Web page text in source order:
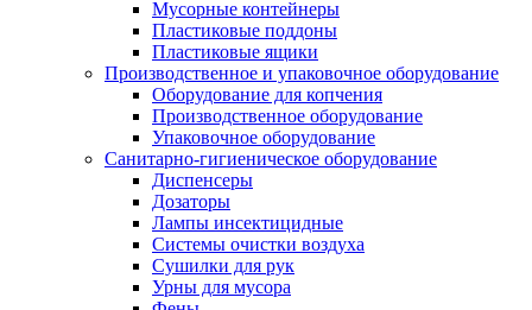
Мусорные контейнеры
Пластиковые поддоны
Пластиковые ящики
Производственное и упаковочное оборудование
Оборудование для копчения
Производственное оборудование
Упаковочное оборудование
Санитарно-гигиеническое оборудование
Диспенсеры
Дозаторы
Лампы инсектицидные
Системы очистки воздуха
Сушилки для рук
Урны для мусора